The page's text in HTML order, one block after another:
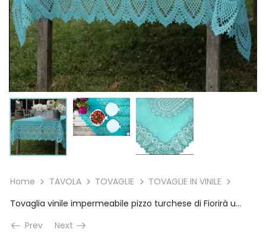
Home TAVOLA TOVAGLIE
TOVAGLIE IN VINILE
Tovaglia vinile impermeabile pizzo turchese di Fiorirà un Giardino
Prev
Next